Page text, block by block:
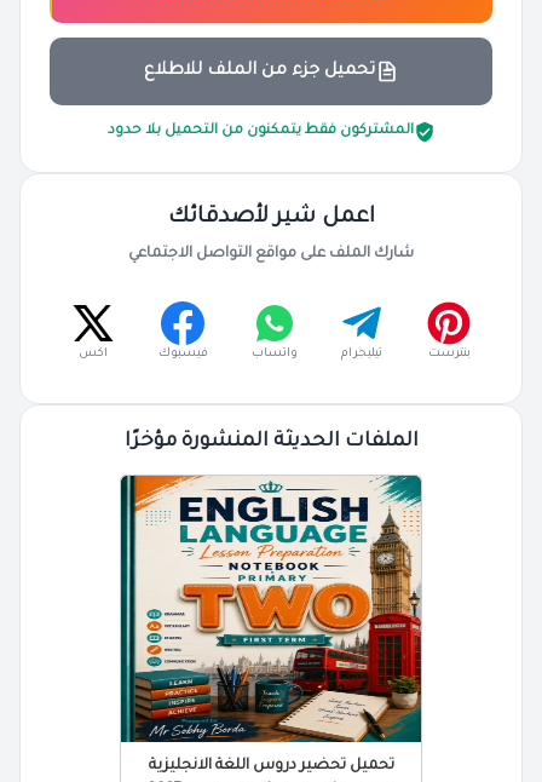
تحميل جزء من الملف للاطلاع
المشتركون فقط يتمكنون من التحميل بلا حدود
اعمل شير لأصدقائك
شارك الملف على مواقع التواصل الاجتماعي
بنترست تيليجرام واتساب فيسبوك اكس
الملفات الحديثة المنشورة مؤخرًا
تحميل تحضير دروس اللغة الانجليزية